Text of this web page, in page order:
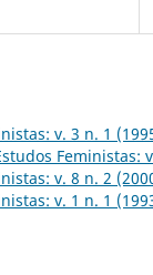
v. 3 n. 1
Feministas:
v. 8 n. 2
v. 1 n. 1